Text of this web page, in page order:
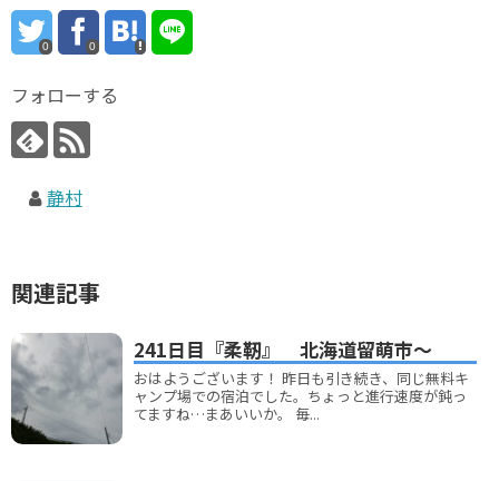
0 0
フォローする
静村
関連記事
241日目『柔靭』 北海道留萌市～
おはようございます！ 昨日も引き続き、同じ無料キ
ャンプ場での宿泊でした。ちょっと進行速度が鈍っ
てますね…まあいいか。 毎...